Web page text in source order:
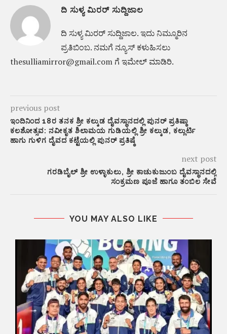
ದಿ ಸುಳ್ಯ ಮಿರರ್ ಸುದ್ದಿಜಾಲ
ದಿ ಸುಳ್ಯ ಮಿರರ್‌ ಸುದ್ದಿಜಾಲ. ಇದು ನಿಮ್ಮೂರಿನ
ಪ್ರತಿಬಿಂಬ. ನಮಗೆ ನ್ಯೂಸ್‌ ಕಳುಹಿಸಲು
thesulliamirror@gmail.com ಗೆ ಇಮೇಲ್ ಮಾಡಿರಿ.
previous post
ಇಂದಿನಿಂದ 18ರ ತನಕ ಶ್ರೀ ಕಲ್ಕುಡ ದೈವಸ್ಥಾನದಲ್ಲಿ ಪುನರ್ ಪ್ರತಿಷ್ಠಾ
ಕಲಶೋತ್ಸವ: ನವೀಕೃತ ಶಿಲಾಮಯ ಗುಡಿಯಲ್ಲಿ ಶ್ರೀ ಕಲ್ಕುಡ, ಕಲ್ಲುರ್ಟಿ
ಹಾಗು ಗುಳಿಗ ದೈವದ ಕಟ್ಟೆಯಲ್ಲಿ ಪುನರ್ ಪ್ರತಿಷ್ಠೆ
next post
ಗರಡಿಬೈಲ್ ಶ್ರೀ ಉಳ್ಳಾಕುಲು, ಶ್ರೀ ಕಾಚುಕುಜುಂಬ ದೈವಸ್ಥಾನದಲ್ಲಿ
ಸಂಕ್ರಮಣ ಪೂಜೆ ಹಾಗೂ ತಂಬಿಲ ಸೇವೆ
YOU MAY ALSO LIKE